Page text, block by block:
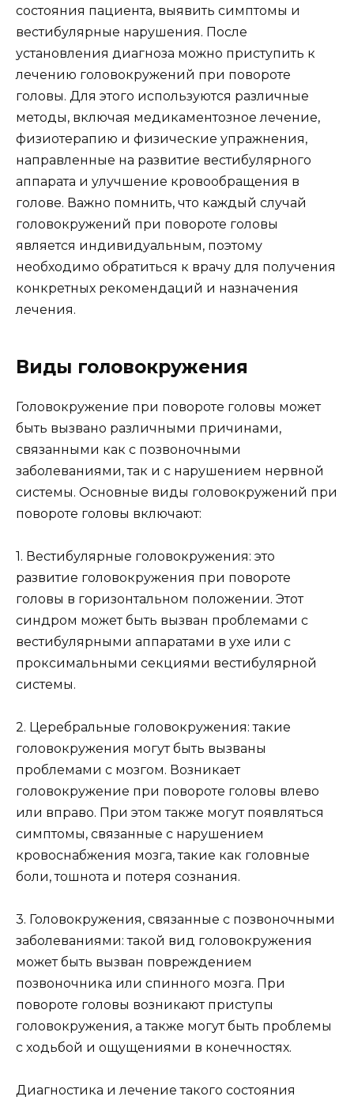
состояния пациента, выявить симптомы и
вестибулярные нарушения. После
установления диагноза можно приступить к
лечению головокружений при повороте
головы. Для этого используются различные
методы, включая медикаментозное лечение,
физиотерапию и физические упражнения,
направленные на развитие вестибулярного
аппарата и улучшение кровообращения в
голове. Важно помнить, что каждый случай
головокружений при повороте головы
является индивидуальным, поэтому
необходимо обратиться к врачу для получения
конкретных рекомендаций и назначения
лечения.
Виды головокружения
Головокружение при повороте головы может
быть вызвано различными причинами,
связанными как с позвоночными
заболеваниями, так и с нарушением нервной
системы. Основные виды головокружений при
повороте головы включают:
1. Вестибулярные головокружения: это
развитие головокружения при повороте
головы в горизонтальном положении. Этот
синдром может быть вызван проблемами с
вестибулярными аппаратами в ухе или с
проксимальными секциями вестибулярной
системы.
2. Церебральные головокружения: такие
головокружения могут быть вызваны
проблемами с мозгом. Возникает
головокружение при повороте головы влево
или вправо. При этом также могут появляться
симптомы, связанные с нарушением
кровоснабжения мозга, такие как головные
боли, тошнота и потеря сознания.
3. Головокружения, связанные с позвоночными
заболеваниями: такой вид головокружения
может быть вызван повреждением
позвоночника или спинного мозга. При
повороте головы возникают приступы
головокружения, а также могут быть проблемы
с ходьбой и ощущениями в конечностях.
Диагностика и лечение такого состояния